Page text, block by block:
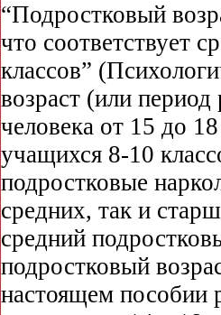
“Подростковый
что соответствует
классов”
возраст (или
человека от 15 до
учащихся 8-10
подростковые
средних, так и
средний
подростковый
настоящем пособии